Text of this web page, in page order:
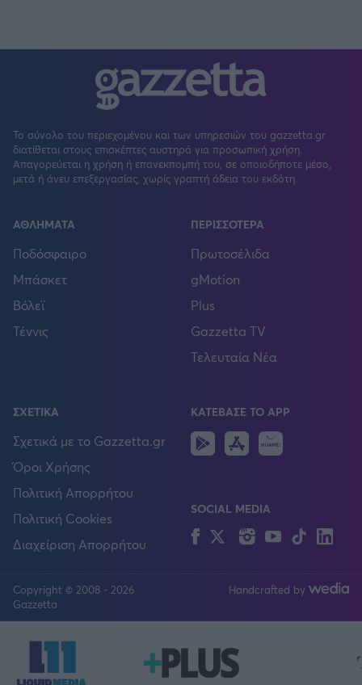
Το σύνολο του περιεχομένου και των υπηρεσιών του gazzetta.gr
διατίθεται στους επισκέπτες αυστηρά για προσωπική χρήση.
Απαγορεύεται η χρήση ή επανεκπομπή του, σε οποιοδήποτε μέσο,
μετά ή άνευ επεξεργασίας, χωρίς γραπτή άδεια του εκδότη.
ΑΘΛΗΜΑΤΑ
Ποδόσφαιρο
Μπάσκετ
Βόλεϊ
Τέννις
ΠΕΡΙΣΣΟΤΕΡΑ
Πρωτοσέλιδα
gMotion
Plus
Gazzetta TV
Τελευταία Νέα
ΣΧΕΤΙΚΑ
Σχετικά με το Gazzetta.gr
Όροι Χρήσης
Πολιτική Απορρήτου
Πολιτική Cookies
Διαχείριση Απορρήτου
ΚΑΤΕΒΑΣΕ ΤΟ APP
Android
IOS
SOCIAL MEDIA
FacebookTwitterInstagram
YouTubeTikTok
Copyright © 2008 - 2026
Gazzetta
Handcrafted by